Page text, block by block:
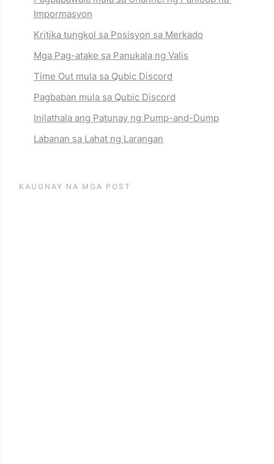
Impormasyon
Kritika tungkol sa Posisyon sa Merkado
Mga Pag-atake sa Panukala ng Valis
Time Out mula sa Qubic Discord
Pagbaban mula sa Qubic Discord
Inilathala ang Patunay ng Pump-and-Dump
Labanan sa Lahat ng Larangan
KAUGNAY NA MGA POST